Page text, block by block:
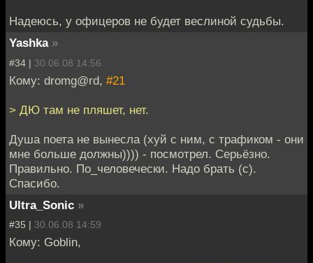
Надеюсь, у офицеров не будет веслиной судьбы.
Yashka »
#34 | 30.06.08 14:56
Кому: dromg@rd, #21
> ДЮ там не пляшет, нет.
Душа поета не вынесла (хуй с ним, с трафиком - они
мне больше должны)))) - посмотрел. Серьёзно.
Правильно. По_человечески. Надо брать (с).
Спасибо.
Ultra_Sonic »
#35 | 30.06.08 14:59
Кому: Goblin,